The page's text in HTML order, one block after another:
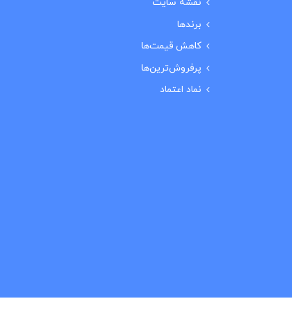
نقشه سایت
برندها
کاهش قیمت‌ها
پرفروش‌ترین‌ها
نماد اعتماد